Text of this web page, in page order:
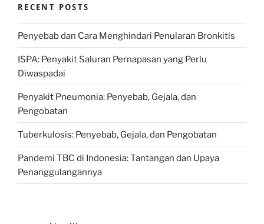
RECENT POSTS
Penyebab dan Cara Menghindari Penularan Bronkitis
ISPA: Penyakit Saluran Pernapasan yang Perlu
Diwaspadai
Penyakit Pneumonia: Penyebab, Gejala, dan
Pengobatan
Tuberkulosis: Penyebab, Gejala, dan Pengobatan
Pandemi TBC di Indonesia: Tantangan dan Upaya
Penanggulangannya